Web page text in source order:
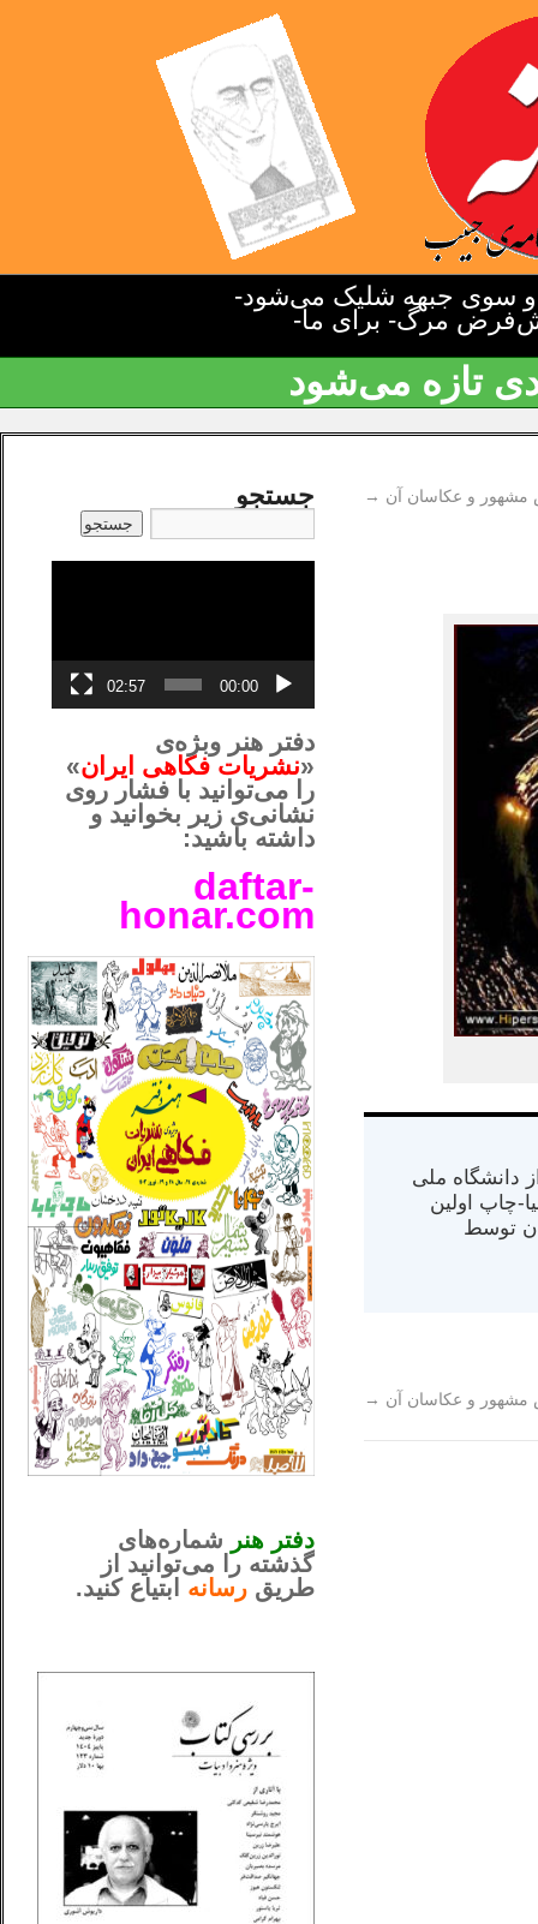
سوی جبهه شلیک می‌شود-
مرگ- برای ما-
تازه می‌شود
و عکاسان آن →
از دانشگاه ملی
در کالیفرنیا-چاپ اولین
در سال ۱۳۸۴ در ایران توسط
و عکاسان آن →
جستجو
00:00
02:57
دفتر هنر وبژه‌ی
«نشریات فکاهی ایران»
را می‌توانید با فشار روی
نشانی‌ی زیر بخوانید و
داشته باشید:
daftar-
honar.com
دفتر هنر شماره‌های
گذشته را می‌توانید از
طریق رسانه ابتیاع کنید.